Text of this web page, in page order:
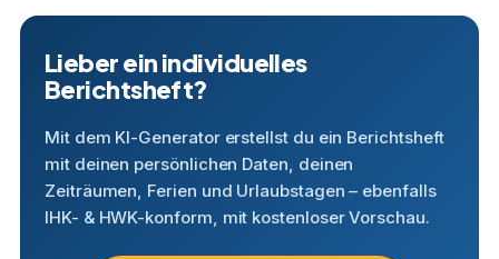
Lieber ein individuelles
Berichtsheft?
Mit dem KI-Generator erstellst du ein Berichtsheft
mit deinen persönlichen Daten, deinen
Zeiträumen, Ferien und Urlaubstagen – ebenfalls
IHK- & HWK-konform, mit kostenloser Vorschau.